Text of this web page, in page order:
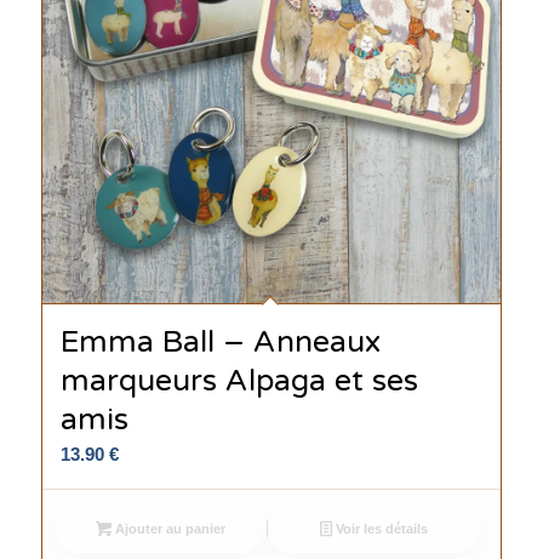
Emma Ball – Anneaux
marqueurs Alpaga et ses
amis
13.90 €
Ajouter au panier Voir les détails